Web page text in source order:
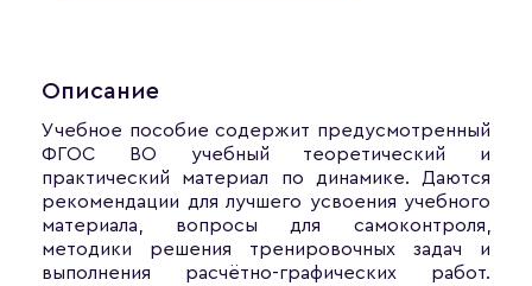
Описание
Учебное пособие содержит предусмотренный
ФГОС ВО учебный теоретический и
практический материал по динамике. Даются
рекомендации для лучшего усвоения учебного
материала, вопросы для самоконтроля,
методики решения тренировочных задач и
выполнения расчётно-графических работ.